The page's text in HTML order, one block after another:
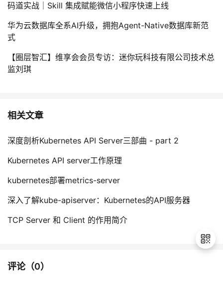
码道实战｜Skill 集成赋能微信小程序快速上线
华为云数据库全系AI升级，拥抱Agent-Native数据库新范
式
【圈层智汇】维享会会员专访：迷你玩科技有限公司技术总
监刘琪
相关文章
深度剖析Kubernetes API Server三部曲 - part 2
Kubernetes API server工作原理
kubernetes部署metrics-server
深入了解kube-apiserver：Kubernetes的API服务器
TCP Server 和 Client 的作用简介
评论（0）